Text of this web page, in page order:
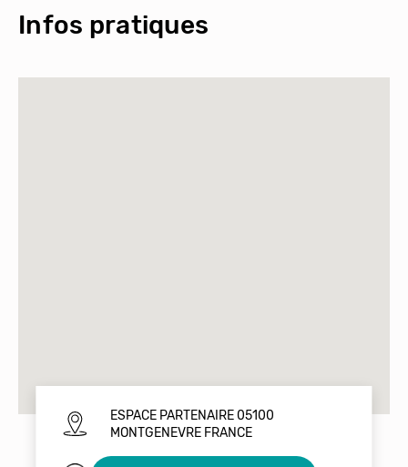
Infos pratiques
ESPACE PARTENAIRE 05100
MONTGENEVRE FRANCE